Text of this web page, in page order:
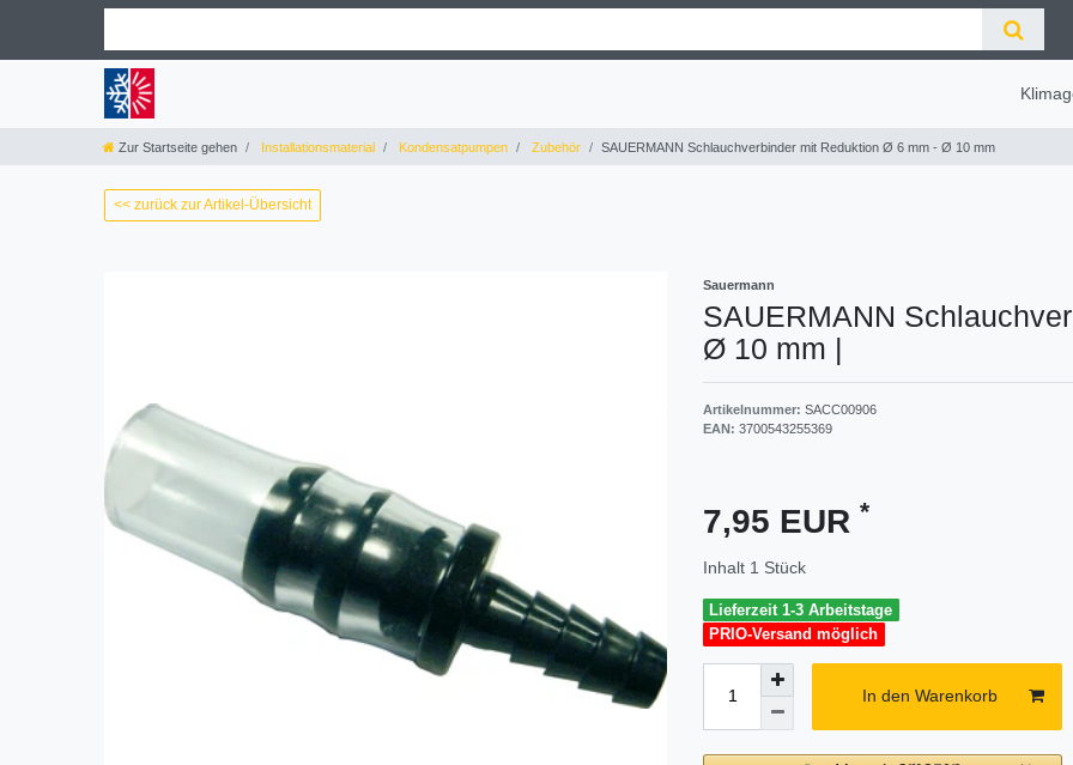
Zur Startseite gehen Installationsmaterial Kondensatpumpen Zubehör SAUERMANN Schlauchverbinder mit Reduktion Ø 6 mm - Ø 10 mm
<< zurück zur Artikel-Übersicht
Sauermann
SAUERMANN
Ø 10 mm |
Artikelnummer: SACC00906
EAN: 3700543255369
7,95 EUR *
Inhalt 1 Stück
Lieferzeit 1-3 Arbeitstage
PRIO-Versand möglich
In den Warenkorb